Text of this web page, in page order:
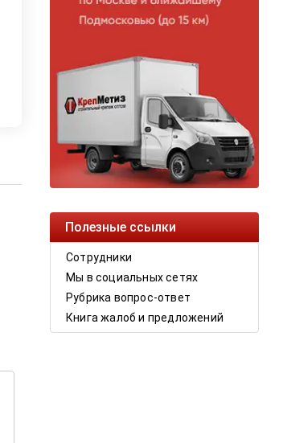
Полезные ссылки
Сотрудники
Мы в социальных сетях
Рубрика вопрос-ответ
Книга жалоб и предложений